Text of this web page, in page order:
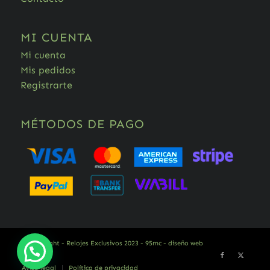
MI CUENTA
Mi cuenta
Mis pedidos
Registrarte
MÉTODOS DE PAGO
© Copyright - Relojes Exclusivos 2023 - 95mc - diseño web
Aviso legal Política de privacidad